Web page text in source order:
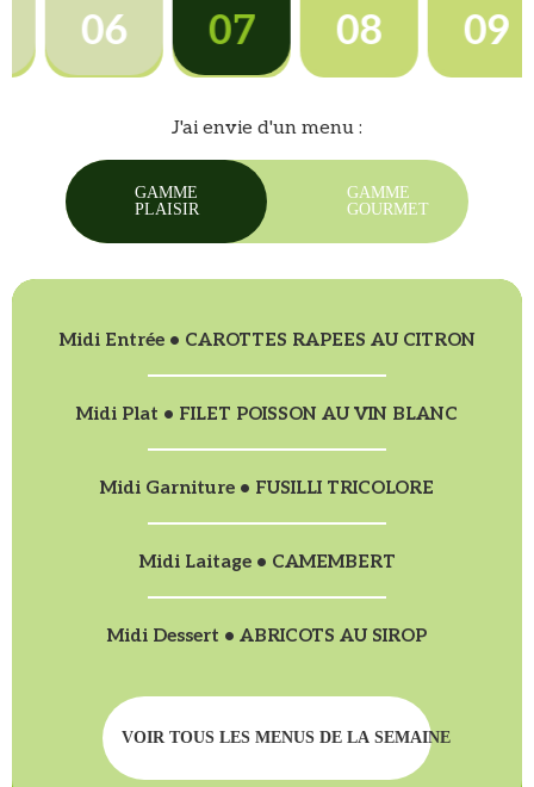
06 07 08 09
J'ai envie d'un menu :
GAMME
PLAISIR
GAMME
GOURMET
Midi Entrée • CAROTTES RAPEES AU CITRON
Midi Plat • FILET POISSON AU VIN BLANC
Midi Garniture • FUSILLI TRICOLORE
Midi Laitage • CAMEMBERT
Midi Dessert • ABRICOTS AU SIROP
VOIR TOUS LES MENUS DE LA SEMAINE